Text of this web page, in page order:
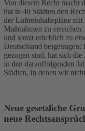
Von diesem Recht macht
hat in 40 Städten den
der Luftreinhaltepläne mit
Maßnahmen zu
und somit erheblich zu
Deutschland
gezogen sind, hat sich
in den darauffolgenden
Städten, in denen wir
Neue gesetzliche
neue